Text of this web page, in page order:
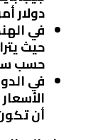
دولار
في
حسب
في
أن